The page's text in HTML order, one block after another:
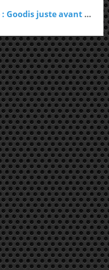
Retour à la vie : Goodis juste avant la gloire